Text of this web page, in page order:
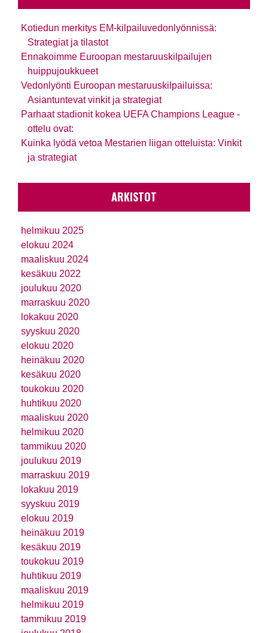
Kotiedun merkitys EM-kilpailuvedonlyönnissä:
Strategiat ja tilastot
Ennakoimme Euroopan mestaruuskilpailujen
huippujoukkueet
Vedonlyönti Euroopan mestaruuskilpailuissa:
Asiantuntevat vinkit ja strategiat
Parhaat stadionit kokea UEFA Champions League -
ottelu ovat:
Kuinka lyödä vetoa Mestarien liigan otteluista: Vinkit
ja strategiat
ARKISTOT
helmikuu 2025
elokuu 2024
maaliskuu 2024
kesäkuu 2022
joulukuu 2020
marraskuu 2020
lokakuu 2020
syyskuu 2020
elokuu 2020
heinäkuu 2020
kesäkuu 2020
toukokuu 2020
huhtikuu 2020
maaliskuu 2020
helmikuu 2020
tammikuu 2020
joulukuu 2019
marraskuu 2019
lokakuu 2019
syyskuu 2019
elokuu 2019
heinäkuu 2019
kesäkuu 2019
toukokuu 2019
huhtikuu 2019
maaliskuu 2019
helmikuu 2019
tammikuu 2019